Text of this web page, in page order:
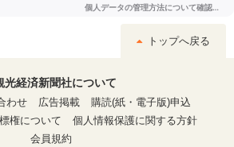
トップへ戻る
光経済新聞社について
わせ 広告掲載
購読(紙・電子版)申込
権について
個人情報保護に関する方針
会員規約